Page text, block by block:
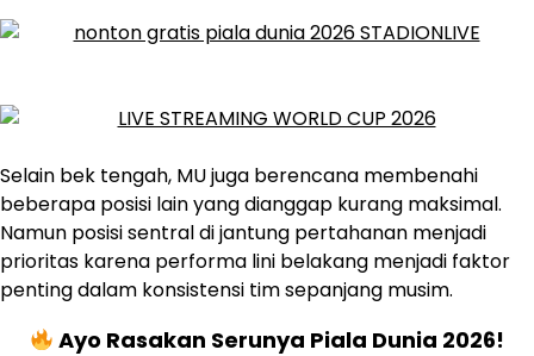
Selain bek tengah, MU juga berencana membenahi
beberapa posisi lain yang dianggap kurang maksimal.
Namun posisi sentral di jantung pertahanan menjadi
prioritas karena performa lini belakang menjadi faktor
penting dalam konsistensi tim sepanjang musim.
Ayo Rasakan Serunya Piala Dunia 2026!